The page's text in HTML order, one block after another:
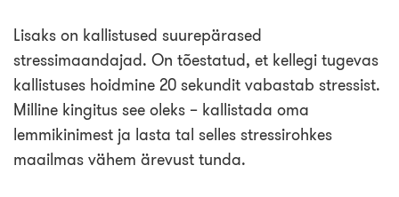
Lisaks on kallistused suurepärased
stressimaandajad. On tõestatud, et kellegi tugevas
kallistuses hoidmine 20 sekundit vabastab stressist.
Milline kingitus see oleks – kallistada oma
lemmikinimest ja lasta tal selles stressirohkes
maailmas vähem ärevust tunda.